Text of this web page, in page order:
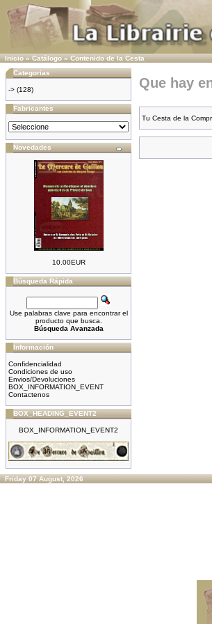
Inicio»Catálogo»Contenido de la Cesta
Categorias
-> (128)
Fabricantes
Novedades
10.00EUR
Búsqueda Rápida
Use palabras clave para encontrar el
producto que busca.
Búsqueda Avanzada
Información
Confidencialidad
Condiciones de uso
Envios/Devoluciones
BOX_INFORMATION_EVENT
Contactenos
BOX_HEADING_EVENT2
BOX_INFORMATION_EVENT2
Que hay
Tu Cesta de la
Friday 07 August, 2026